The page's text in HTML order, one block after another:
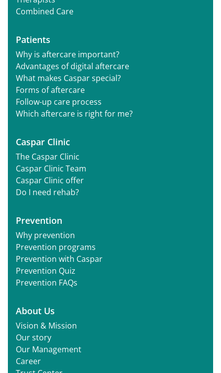
Combined Care
Patients
Why is aftercare important?
Advantages of digital aftercare
What makes Caspar special?
Forms of aftercare
Follow-up care process
Which aftercare is right for me?
Caspar Clinic
The Caspar Clinic
Caspar Clinic Team
Caspar Clinic offer
Do I need rehab?
Prevention
Why prevention
Prevention programs
Prevention with Caspar
Prevention Quiz
Prevention FAQs
About Us
Vision & Mission
Our story
Our Management
Career